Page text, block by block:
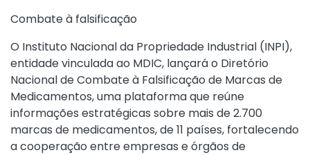
Combate à falsificação
O Instituto Nacional da Propriedade Industrial (INPI),
entidade vinculada ao MDIC, lançará o Diretório
Nacional de Combate à Falsificação de Marcas de
Medicamentos, uma plataforma que reúne
informações estratégicas sobre mais de 2.700
marcas de medicamentos, de 11 países, fortalecendo
a cooperação entre empresas e órgãos de